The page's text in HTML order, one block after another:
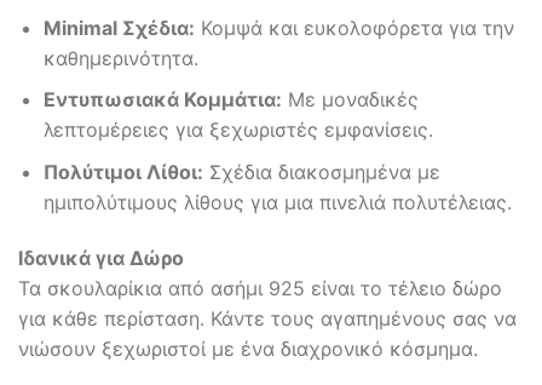
Minimal Σχέδια: Κομψά και ευκολοφόρετα για την
καθημερινότητα.
Εντυπωσιακά Κομμάτια: Με μοναδικές
λεπτομέρειες για ξεχωριστές εμφανίσεις.
Πολύτιμοι Λίθοι: Σχέδια διακοσμημένα με
ημιπολύτιμους λίθους για μια πινελιά πολυτέλειας.
Ιδανικά για Δώρο
Τα σκουλαρίκια από ασήμι 925 είναι το τέλειο δώρο
για κάθε περίσταση. Κάντε τους αγαπημένους σας να
νιώσουν ξεχωριστοί με ένα διαχρονικό κόσμημα.